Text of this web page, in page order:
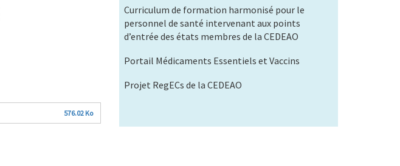
576.02 Ko
Curriculum de formation harmonisé pour le
personnel de santé intervenant aux points
d’entrée des états membres de la CEDEAO
Portail Médicaments Essentiels et Vaccins
Projet RegECs de la CEDEAO